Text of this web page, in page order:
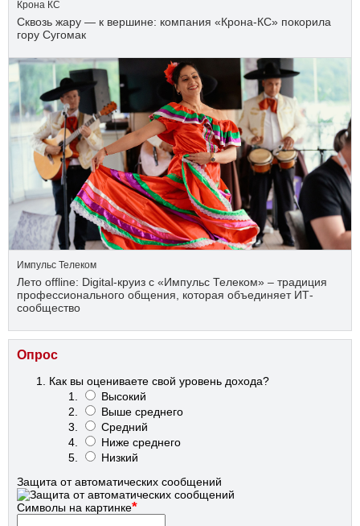
Крона КС
Сквозь жару — к вершине: компания «Крона‑КС» покорила
гору Сугомак
Импульс Телеком
Лето offline: Digital-круиз с «Импульс Телеком» – традиция
профессионального общения, которая объединяет ИТ-
сообщество
Опрос
Как вы оцениваете свой уровень дохода?
Высокий
Выше среднего
Средний
Ниже среднего
Низкий
Защита от автоматических сообщений
Символы на картинке*